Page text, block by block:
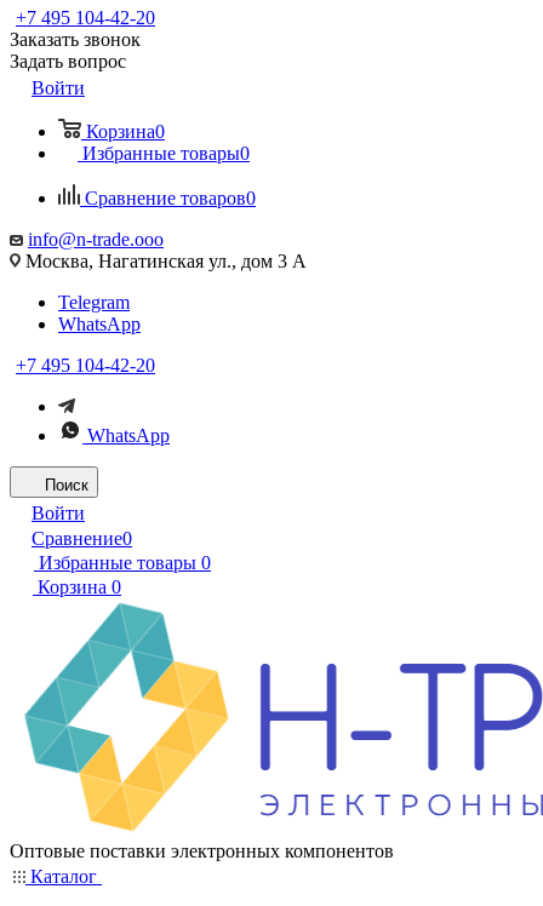
+7 495 104-42-20
Заказать звонок
Задать вопрос
Войти
Корзина0
Избранные товары0
Сравнение товаров0
info@n-trade.ooo
Москва, Нагатинская ул., дом 3 А
Telegram
WhatsApp
+7 495 104-42-20
WhatsApp
Поиск
Войти
Сравнение0
Избранные товары 0
Корзина 0
Оптовые поставки электронных компонентов
Каталог